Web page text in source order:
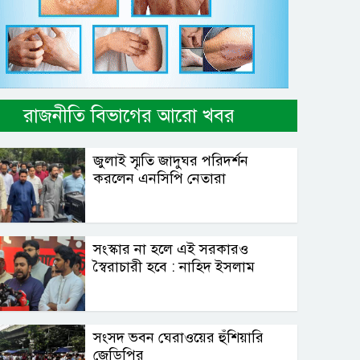
রাজনীতি বিভাগের আরো খবর
জুলাই স্মৃতি জাদুঘর পরিদর্শন
করলেন এনসিপি নেতারা
সংস্কার না হলে এই সরকারও
স্বৈরাচারী হবে : নাহিদ ইসলাম
সংসদ ভবন ঘেরাওয়ের হুঁশিয়ারি
জেডিপির